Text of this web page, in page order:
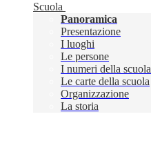
Scuola
Panoramica
Presentazione
I luoghi
Le persone
I numeri della scuola
Le carte della scuola
Organizzazione
La storia